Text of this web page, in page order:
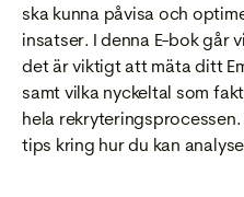
ska kunna påvisa och
insatser. I denna E-bok går
det är viktigt att mäta ditt
samt vilka nyckeltal som
hela
tips kring hur du kan